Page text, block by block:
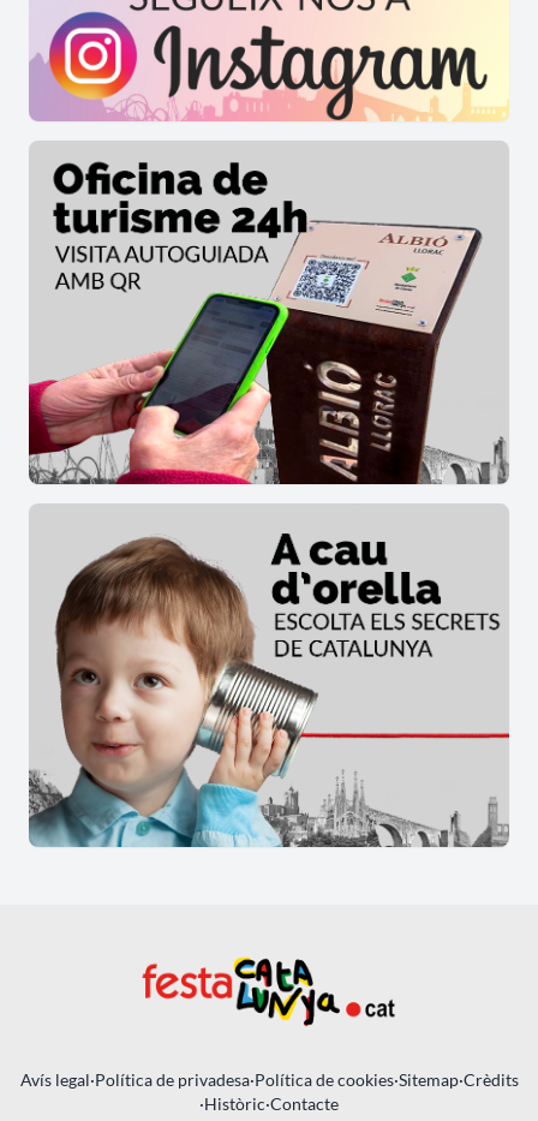
Avís legal·Política de privadesa·Política de cookies·Sitemap·Crèdits
·Històric·Contacte